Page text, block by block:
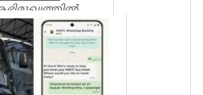
കപ...